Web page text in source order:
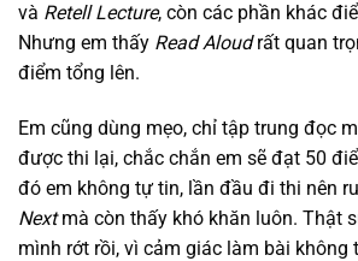
và Retell Lecture, còn các phần khác
Nhưng em thấy Read Aloudrất quan
điểm tổng lên.
Em cũng dùng mẹo, chỉ tập trung đọc
được thi lại, chắc chắn em sẽ đạt 50
đó em không tự tin, lần đầu đi thi nên
Nextmà còn thấy khó khăn luôn. Thật
mình rớt rồi, vì cảm giác làm bài không